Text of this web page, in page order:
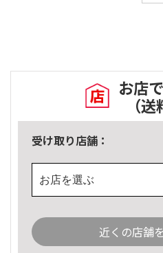
お店
（
受け取り店舗：
お店を選ぶ
近くの店舗